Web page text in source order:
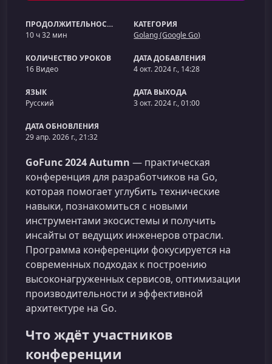
ПРОДОЛЖИТЕЛЬНОСТЬ
10 ч 32 мин
КАТЕГОРИЯ
Golang (Google Go)
КОЛИЧЕСТВО УРОКОВ
16 Видео
ДАТА ДОБАВЛЕНИЯ
4 окт. 2024 г., 14:28
ЯЗЫК
Русский
ДАТА ВЫХОДА
3 окт. 2024 г., 01:00
ДАТА ОБНОВЛЕНИЯ
29 апр. 2026 г., 21:32
GoFunc 2024 Autumn — практическая
конференция для разработчиков на Go,
которая помогает углубить технические
навыки, познакомиться с новыми
инструментами экосистемы и получить
инсайты от ведущих инженеров отрасли.
Программа конференции фокусируется на
современных подходах к построению
высоконагруженных сервисов, оптимизации
производительности и эффективной
архитектуре на Go.
Что ждёт участников
конференции